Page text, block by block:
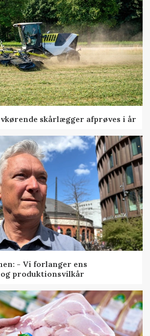
skårlægger afprøves i år
- Vi forlanger ens
produktionsvilkår